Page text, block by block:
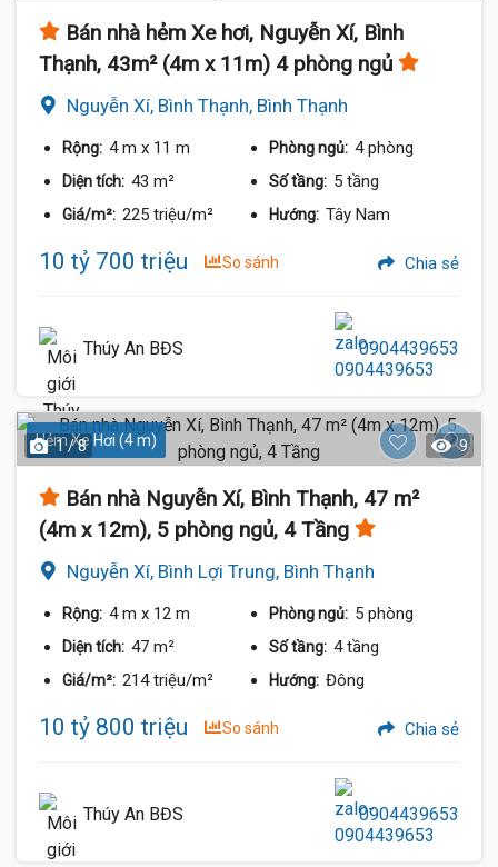
Bán nhà hẻm Xe hơi, Nguyễn Xí, Bình
Thạnh, 43m² (4m x 11m) 4 phòng ngủ
Nguyễn Xí, Bình Thạnh, Bình Thạnh
Rộng: 4 m x 11 m Phòng ngủ: 4 phòng
Diện tích: 43 m² Số tầng: 5 tầng
Giá/m²: 225 triệu/m² Hướng: Tây Nam
10 tỷ 700 triệu So sánh Chia sẻ
Thúy An BĐS 0904439653
Hẻm Xe Hơi (4 m)
1 / 8 9
Bán nhà Nguyễn Xí, Bình Thạnh, 47 m²
(4m x 12m), 5 phòng ngủ, 4 Tầng
Nguyễn Xí, Bình Lợi Trung, Bình Thạnh
Rộng: 4 m x 12 m Phòng ngủ: 5 phòng
Diện tích: 47 m² Số tầng: 4 tầng
Giá/m²: 214 triệu/m² Hướng: Đông
10 tỷ 800 triệu So sánh Chia sẻ
Thúy An BĐS 0904439653